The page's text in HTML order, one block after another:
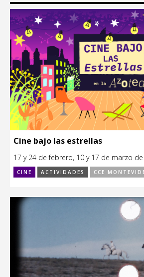
Cine bajo las estrellas
17 y 24 de febrero, 10 y 17 de marzo
CINE ACTIVIDADES CCE